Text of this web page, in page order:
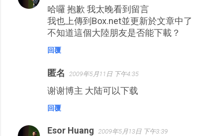
哈囉 抱歉 我太晚看到留言
我也上傳到Box.net並更新於文章中了
不知道這個大陸朋友是否能下載？
回覆
匿名 2009年5月11日 下午4:35
谢谢博主 大陆可以下载
回覆
Esor Huang 2009年5月13日 下午3:39